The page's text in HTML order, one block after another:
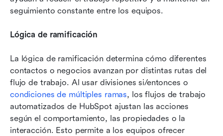
seguimiento constante entre los equipos.
Lógica de ramificación
La lógica de ramificación determina cómo diferentes
contactos o negocios avanzan por distintas rutas del
condiciones de múltiples ramas, los flujos de trabajo
automatizados de HubSpot ajustan las acciones
según el comportamiento, las propiedades o la
interacción. Esto permite a los equipos ofrecer